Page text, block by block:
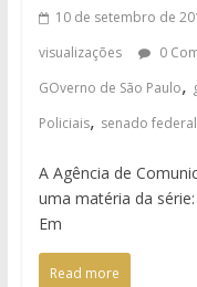
10 de setembro de
visualizações
0
GOverno de São Paulo,
Policiais, senado federal
A Agência de
uma matéria da série:
Em
Read more